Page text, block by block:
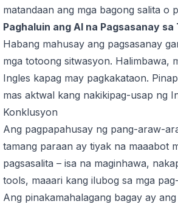
matandaan ang mga bagong salita o
Paghaluin ang AI na Pagsasanay
Habang mahusay ang pagsasanay
mga totoong sitwasyon. Halimbawa,
Ingles kapag may pagkakataon.
mas aktwal kang nakikipag-usap ng
Konklusyon
Ang pagpapahusay ng pang-araw-
tamang paraan ay tiyak na maaabot
pagsasalita – isa na maginhawa,
tools, maaari kang ilubog sa mga
Ang pinakamahalagang bagay ay